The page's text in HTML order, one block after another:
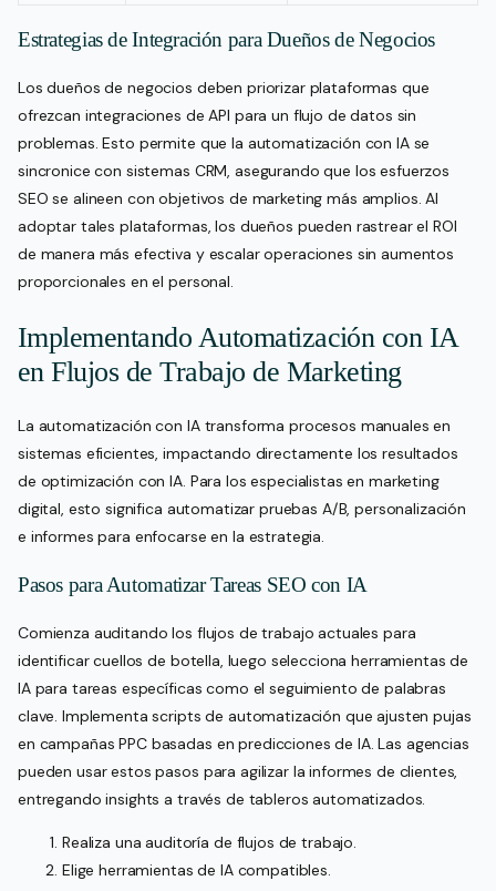
Estrategias de Integración para Dueños de Negocios
Los dueños de negocios deben priorizar plataformas que
ofrezcan integraciones de API para un flujo de datos sin
problemas. Esto permite que la automatización con IA se
sincronice con sistemas CRM, asegurando que los esfuerzos
SEO se alineen con objetivos de marketing más amplios. Al
adoptar tales plataformas, los dueños pueden rastrear el ROI
de manera más efectiva y escalar operaciones sin aumentos
proporcionales en el personal.
Implementando Automatización con IA
en Flujos de Trabajo de Marketing
La automatización con IA transforma procesos manuales en
sistemas eficientes, impactando directamente los resultados
de optimización con IA. Para los especialistas en marketing
digital, esto significa automatizar pruebas A/B, personalización
e informes para enfocarse en la estrategia.
Pasos para Automatizar Tareas SEO con IA
Comienza auditando los flujos de trabajo actuales para
identificar cuellos de botella, luego selecciona herramientas de
IA para tareas específicas como el seguimiento de palabras
clave. Implementa scripts de automatización que ajusten pujas
en campañas PPC basadas en predicciones de IA. Las agencias
pueden usar estos pasos para agilizar la informes de clientes,
entregando insights a través de tableros automatizados.
Realiza una auditoría de flujos de trabajo.
Elige herramientas de IA compatibles.